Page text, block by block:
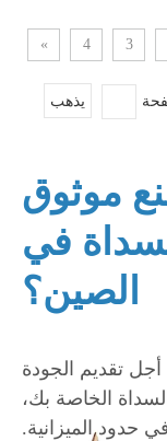
3
4
»
يذهب
موثوق
في
الصين؟
تقديم الجودة
الخاصة بك،
حدود الميزانية.